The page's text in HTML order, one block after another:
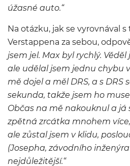
úžasné auto.“
Na otázku, jak se vyrovnával
Verstappena za sebou,
jsem jel. Max byl rychlý.
ale udělal jsem jednu chybu
mě dojel a měl DRS, a s
sekunda, takže jsem ho
Občas na mě nakouknul a
zpětná zrcátka mnohem
ale zůstal jsem v klidu,
(Josepha, závodního
nejdůležitější.“